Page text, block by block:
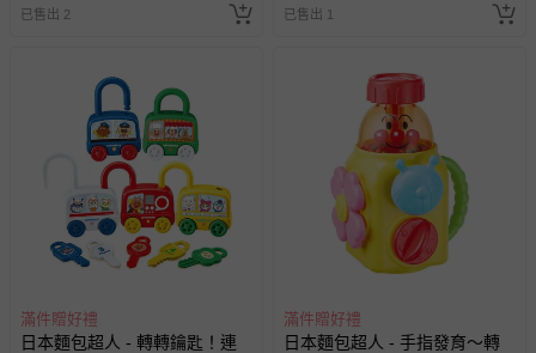
已售出 2 已售出 1
滿件贈好禮
日本麵包超人 - 轉轉鑰匙！連
滿件贈好禮
日本麵包超人 - 手指發育～轉